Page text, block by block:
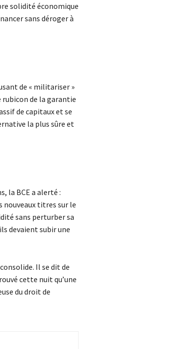
solidité économique
sans déroger à
de « militariser »
rubicon de la garantie
de capitaux et se
la plus sûre et
la BCE a alerté :
nouveaux titres sur le
sans perturber sa
devaient subir une
Il se dit de
cette nuit qu’une
du droit de